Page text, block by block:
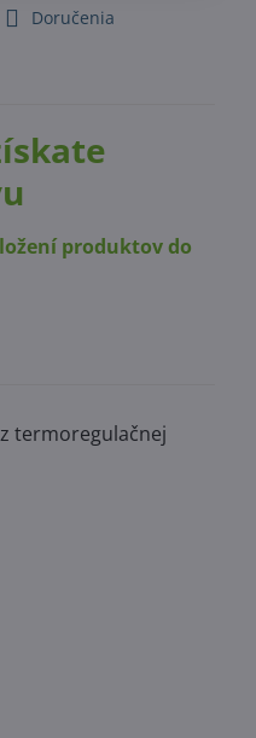
Doručenia
produktov do
termoregulačnej